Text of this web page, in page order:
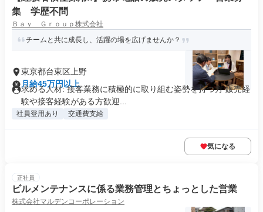
集 学歴不問
Ｂａｙ Ｇｒｏｕｐ株式会社
チームと共に成長し、活躍の場を広げませんか？
東京都台東区上野
月給45万円以上
求める人材: 接客業務に積極的に取り組む姿勢を持つ方 販売経
験や接客経験がある方歓迎...
社員登用あり 交通費支給
気になる
正社員
ビルメンテナンスに係る業務管理とちょっとした営業
株式会社マルデンコーポレーション